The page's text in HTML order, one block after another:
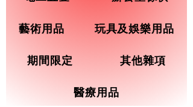
藝術用品 玩具及娛樂用品
期間限定 其他雜項
醫療用品